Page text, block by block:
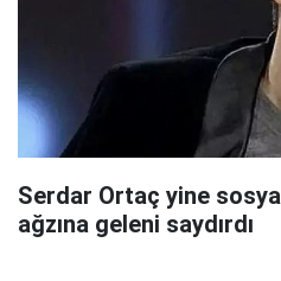
Serdar Ortaç yine
ağzına geleni saydırdı